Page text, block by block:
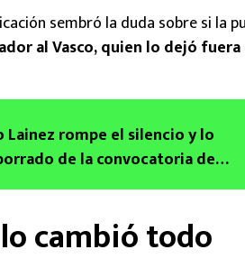
sembró la duda sobre si la
al Vasco, quien lo dejó
Lainez rompe el silencio y lo
de la convocatoria de
cambió todo